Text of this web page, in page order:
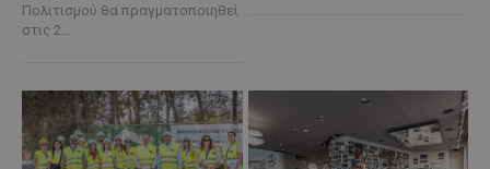
Πολιτισμού θα πραγματοποιηθεί
στις 2...